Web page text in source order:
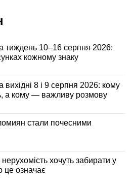
тиждень 10–16 серпня 2026:
кожному знаку
8 і 9 серпня 2026: кому
а кому — важливу розмову
стали почесними
хочуть забирати у
це означає